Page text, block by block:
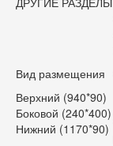
Вид размещения
Верхний (940*90)
Боковой (240*400)
Нижний (1170*90)